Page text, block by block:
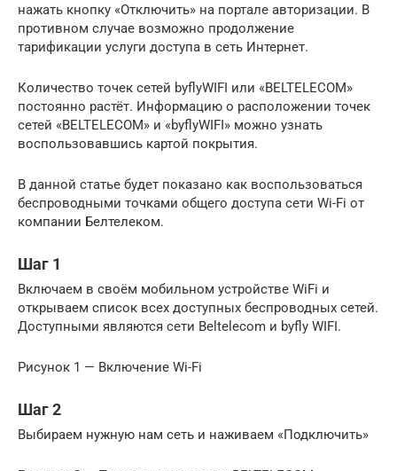
нажать кнопку «Отключить» на портале авторизации. В
противном случае возможно продолжение
тарификации услуги доступа в сеть Интернет.
Количество точек сетей byflyWIFI или «BELTELECOM»
постоянно растёт. Информацию о расположении точек
сетей «BELTELECOM» и «byflyWIFI» можно узнать
воспользовавшись картой покрытия.
В данной статье будет показано как воспользоваться
беспроводными точками общего доступа сети Wi-Fi от
компании Белтелеком.
Шаг 1
Включаем в своём мобильном устройстве WiFi и
открываем список всех доступных беспроводных сетей.
Доступными являются сети Beltelecom и byfly WIFI.
Рисунок 1 — Включение Wi-Fi
Шаг 2
Выбираем нужную нам сеть и наживаем «Подключить»